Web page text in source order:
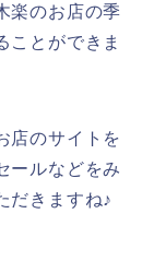
楽のお店の季
ことができま
店のサイトを
ールなどをみ
だきますね♪